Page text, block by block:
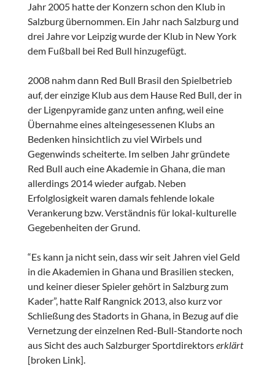
Jahr 2005 hatte der Konzern schon den Klub in
Salzburg übernommen. Ein Jahr nach Salzburg und
drei Jahre vor Leipzig wurde der Klub in New York
dem Fußball bei Red Bull hinzugefügt.
2008 nahm dann Red Bull Brasil den Spielbetrieb
auf, der einzige Klub aus dem Hause Red Bull, der in
der Ligenpyramide ganz unten anfing, weil eine
Übernahme eines alteingesessenen Klubs an
Bedenken hinsichtlich zu viel Wirbels und
Gegenwinds scheiterte. Im selben Jahr gründete
Red Bull auch eine Akademie in Ghana, die man
allerdings 2014 wieder aufgab. Neben
Erfolglosigkeit waren damals fehlende lokale
Verankerung bzw. Verständnis für lokal-kulturelle
Gegebenheiten der Grund.
“Es kann ja nicht sein, dass wir seit Jahren viel Geld
in die Akademien in Ghana und Brasilien stecken,
und keiner dieser Spieler gehört in Salzburg zum
Kader”, hatte Ralf Rangnick 2013, also kurz vor
Schließung des Stadorts in Ghana, in Bezug auf die
Vernetzung der einzelnen Red-Bull-Standorte noch
aus Sicht des auch Salzburger Sportdirektorserklärt
[broken Link].